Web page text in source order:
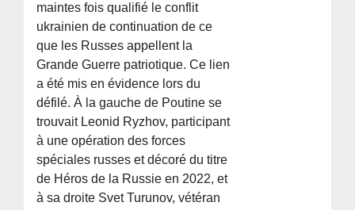
maintes fois qualifié le conflit
ukrainien de continuation de ce
que les Russes appellent la
Grande Guerre patriotique. Ce lien
a été mis en évidence lors du
défilé. À la gauche de Poutine se
trouvait Leonid Ryzhov, participant
à une opération des forces
spéciales russes et décoré du titre
de Héros de la Russie en 2022, et
à sa droite Svet Turunov, vétéran